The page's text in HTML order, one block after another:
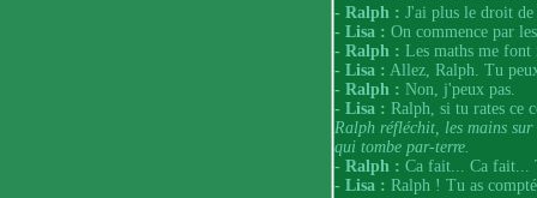
- Ralph : J'ai plus le droit de
- Lisa : On commence par
- Ralph : Les maths me font
- Lisa : Allez, Ralph. Tu
- Ralph : Non, j'peux pas.
- Lisa : Ralph, si tu rates ce
Ralph réfléchit, les mains
qui tombe par-terre.
- Ralph : Ca fait... Ca fait...
- Lisa : Ralph ! Tu as